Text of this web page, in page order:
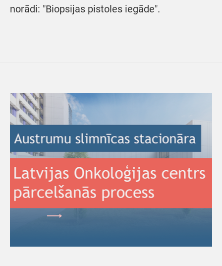
norādi: "Biopsijas pistoles iegāde".